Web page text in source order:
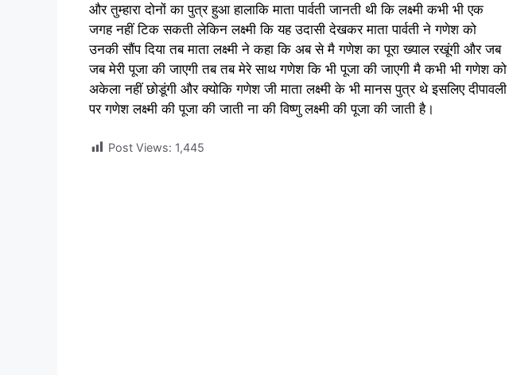
और तुम्हारा दोनों का पुत्र हुआ हालाकि माता पार्वती जानती थी कि लक्ष्मी कभी भी एक
जगह नहीं टिक सकती लेकिन लक्ष्मी कि यह उदासी देखकर माता पार्वती ने गणेश को
उनकी सौंप दिया तब माता लक्ष्मी ने कहा कि अब से मै गणेश का पूरा ख्याल रखूंगी और जब
जब मेरी पूजा की जाएगी तब तब मेरे साथ गणेश कि भी पूजा की जाएगी मै कभी भी गणेश को
अकेला नहीं छोडूंगी और क्योकि गणेश जी माता लक्ष्मी के भी मानस पुत्र थे इसलिए दीपावली
पर गणेश लक्ष्मी की पूजा की जाती ना की विष्णु लक्ष्मी की पूजा की जाती है।
Post Views: 1,445